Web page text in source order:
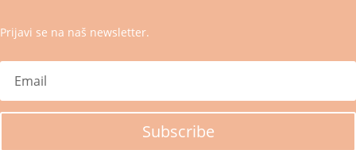
Prijavi se na naš newsletter.
Subscribe